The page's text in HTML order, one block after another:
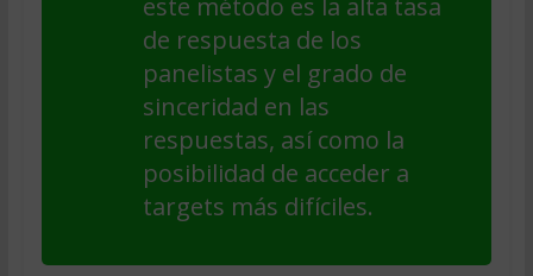
este método es la alta tasa
de respuesta de los
panelistas y el grado de
sinceridad en las
respuestas, así como la
posibilidad de acceder a
targets más difíciles.